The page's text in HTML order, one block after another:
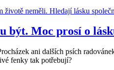
být. Moc prosí o
ani dalších psích
fenky tak potřebují?